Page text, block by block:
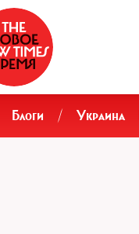
Блоги / Украина